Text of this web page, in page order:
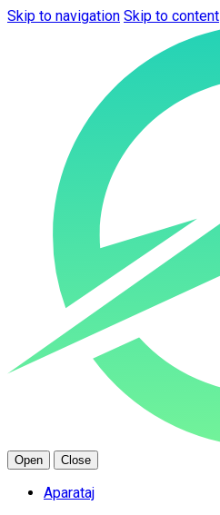
Skip to navigation Skip to content
Open Close
Aparataj